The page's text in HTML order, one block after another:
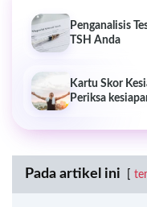
Penganalisis
TSH Anda
Kartu Skor
Periksa
Pada artikel ini